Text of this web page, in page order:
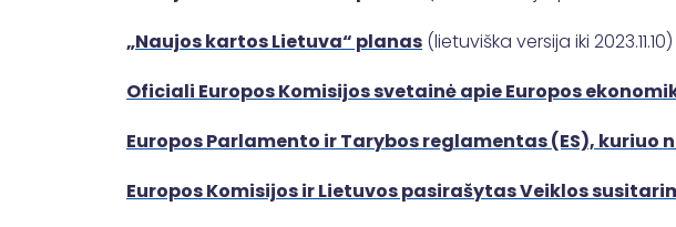
„Naujos kartos Lietuva“ planas (lietuviška versija iki 2023.11.10)
Oficiali Europos Komisijos svetainė apie Europos
Europos Parlamento ir Tarybos reglamentas (ES),
Europos Komisijos ir Lietuvos pasirašytas Veiklos